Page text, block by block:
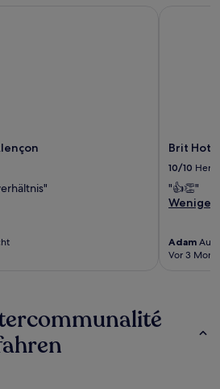
Brit
10/10
"👍👏"
Weniger
Adam
Vor 3